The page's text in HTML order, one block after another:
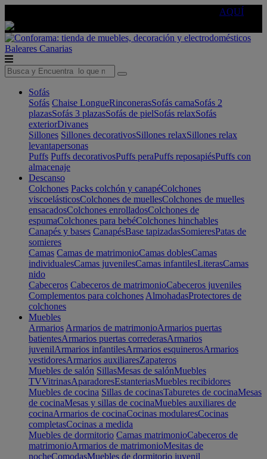
AQUÍ
Baleares Canarias
Sofás
Sofás Chaise LongueRinconerasSofás camaSofás 2
plazasSofás 3 plazasSofás de pielSofás relaxSofás
exteriorDivanes
Sillones Sillones decorativosSillones relaxSillones relax
levantapersonas
Puffs Puffs decorativosPuffs peraPuffs reposapiésPuffs con
almacenaje
Descanso
Colchones Packs colchón y canapéColchones
viscoelásticosColchones de muellesColchones de muelles
ensacadosColchones enrolladosColchones de
espumaColchones para bebéColchones hinchables
Canapés y bases CanapésBase tapizadasSomieresPatas de
somieres
Camas Camas de matrimonioCamas doblesCamas
individualesCamas juvenilesCamas infantilesLiterasCamas
nido
Cabeceros Cabeceros de matrimonioCabeceros juveniles
Complementos para colchones AlmohadasProtectores de
colchones
Muebles
Armarios Armarios de matrimonioArmarios puertas
batientesArmarios puertas correderasArmarios
juvenilArmarios infantilesArmarios esquinerosArmarios
vestidoresArmarios auxiliaresZapateros
Muebles de salón SillasMesas de salónMuebles
TVVitrinasAparadoresEstanteriasMuebles recibidores
Muebles de cocina Sillas de cocinasTaburetes de cocinaMesas
de cocinaMesas y sillas de cocinaMuebles auxiliares de
cocinaArmarios de cocinaCocinas modularesCocinas
completasCocinas a medida
Muebles de dormitorio Camas matrimonioCabeceros de
matrimonioArmarios de matrimonioMesitas de
nocheComodasMuebles de dormitorio juvenil